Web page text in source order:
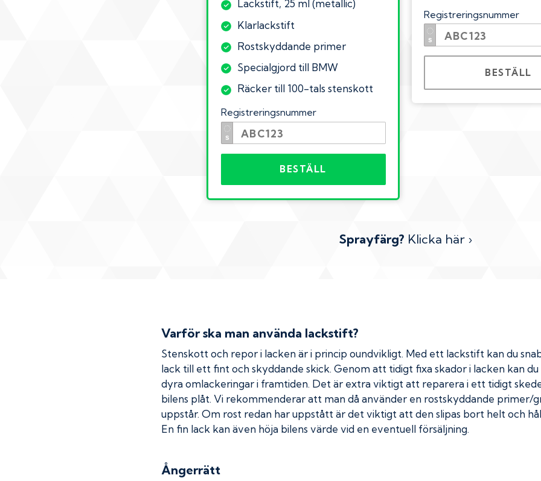
Lackstift, 25 ml (metallic)
Klarlackstift
Rostskyddande primer
Specialgjord till BMW
Räcker till 100-tals stenskott
Registreringsnummer
BESTÄLL
Registreringsnummer
BESTÄLL
Sprayfärg? Klicka här ›
Varför ska man använda lackstift?
Stenskott och repor i lacken är i princip oundvikligt. Med ett lackstift kan du
lack till ett fint och skyddande skick. Genom att tidigt fixa skador i lacken kan
dyra omlackeringar i framtiden. Det är extra viktigt att reparera i ett tidigt
bilens plåt. Vi rekommenderar att man då använder en rostskyddande primer/
uppstår. Om rost redan har uppstått är det viktigt att den slipas bort helt och
En fin lack kan även höja bilens värde vid en eventuell försäljning.
Ångerrätt